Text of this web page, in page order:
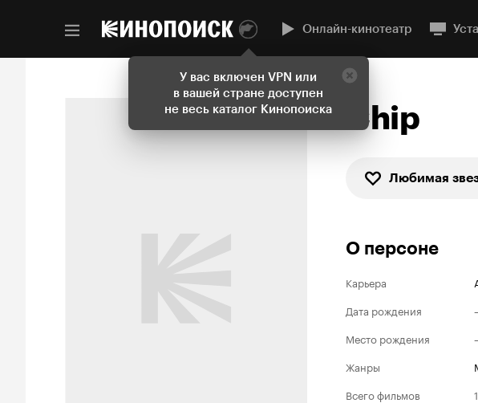
У вас включен VPN или
в вашей стране доступен
не весь каталог Кинопоиска
Онлайн-кинотеатр
Chip
Любимая
О персоне
Карьера
Дата рождения
Место рождения
Жанры
Всего фильмов
1